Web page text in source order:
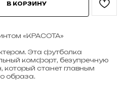
В КОРЗИНУ
«КРАСОТА»
Эта футболка
комфорт, безупречную
который станет главным
образа.